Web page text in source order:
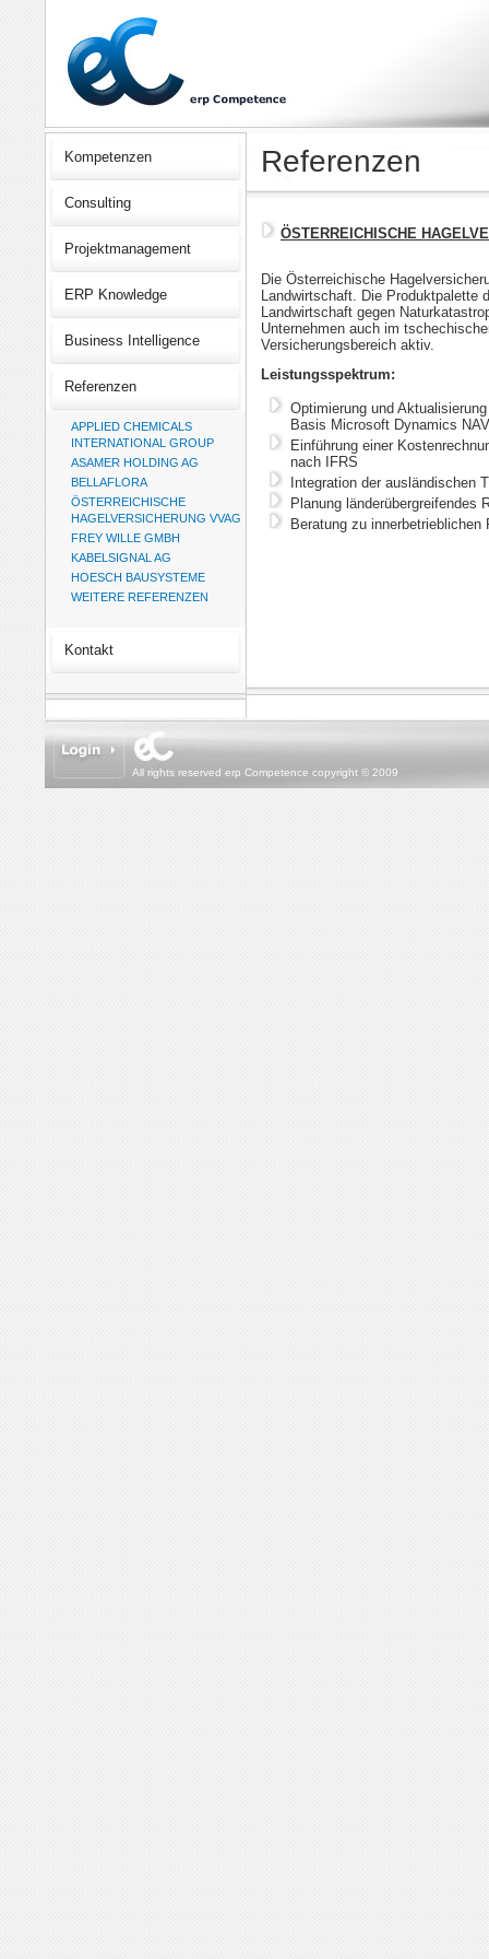
Kompetenzen
Consulting
Projektmanagement
ERP Knowledge
Business Intelligence
Referenzen
APPLIED CHEMICALS
INTERNATIONAL GROUP
ASAMER HOLDING AG
BELLAFLORA
ÖSTERREICHISCHE
HAGELVERSICHERUNG VVAG
FREY WILLE GMBH
KABELSIGNAL AG
HOESCH BAUSYSTEME
WEITERE REFERENZEN
Kontakt
Referenzen
ÖSTERREICHISCHE
Die Österreichische
Landwirtschaft. Die Produktpalette
Landwirtschaft gegen
Unternehmen auch im
Versicherungsbereich aktiv.
Leistungsspektrum:
Optimierung und
Basis Microsoft Dynamics NAV
Einführung einer
nach IFRS
Integration der ausländischen
Planung länderübergreifendes
Beratung zu innerbetrieblichen
All rights reserved erp Competence copyright © 2009